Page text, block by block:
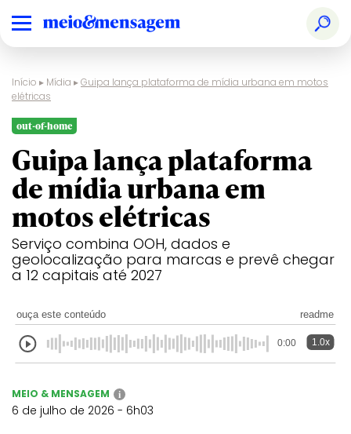
Início ▸ Mídia ▸Guipa lança plataforma de mídia urbana em motos
elétricas
out-of-home
Guipa lança plataforma
de mídia urbana em
motos elétricas
Serviço combina OOH, dados e
geolocalização para marcas e prevê chegar
a 12 capitais até 2027
ouça este conteúdo readme
0:00 1.0x
MEIO & MENSAGEM i
6 de julho de 2026 - 6h03